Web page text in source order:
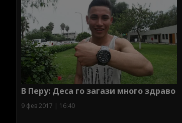
В Перу: Деса го загази много здраво
9 фев 2017 | 16:40